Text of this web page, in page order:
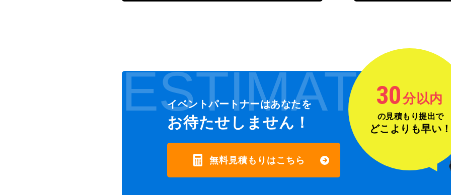
ESTIMATE
イベントパートナーはあなたを
お待たせしません！
無料見積もりはこちら
30分以内
の見積もり提出で
どこよりも早い